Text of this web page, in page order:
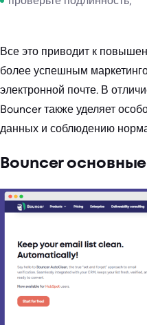
Все это приводит к
более успешным
электронной почте. В
Bouncer также уделяет
данных и соблюдению
Bouncer